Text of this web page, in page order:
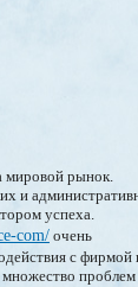
мировой рынок.
и
успеха.
com/очень
с фирмой
множество проблем